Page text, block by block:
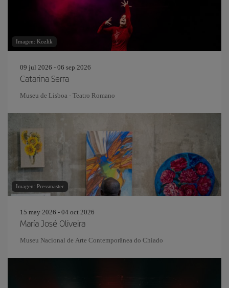
Imagen: Kozlik
09 jul 2026 - 06 sep 2026
Catarina Serra
Museu de Lisboa - Teatro Romano
Imagen: Pressmaster
15 may 2026 - 04 oct 2026
María José Oliveira
Museu Nacional de Arte Contemporânea do Chiado